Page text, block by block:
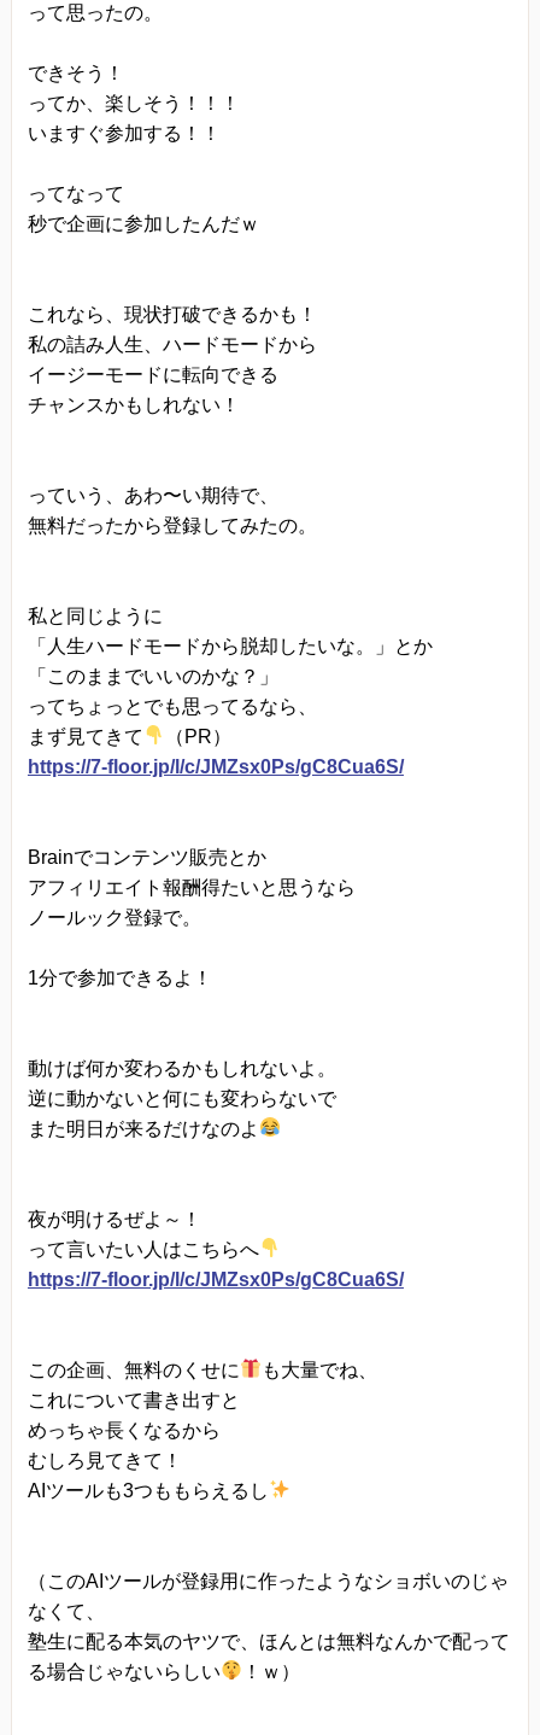
って思ったの。
できそう！
ってか、楽しそう！！！
いますぐ参加する！！
ってなって
秒で企画に参加したんだｗ
これなら、現状打破できるかも！
私の詰み人生、ハードモードから
イージーモードに転向できる
チャンスかもしれない！
っていう、あわ〜い期待で、
無料だったから登録してみたの。
私と同じように
「人生ハードモードから脱却したいな。」とか
「このままでいいのかな？」
ってちょっとでも思ってるなら、
まず見てきて
（PR）
https://7-floor.jp/l/c/JMZsx0Ps/gC8Cua6S/
Brainでコンテンツ販売とか
アフィリエイト報酬得たいと思うなら
ノールック登録で。
1分で参加できるよ！
動けば何か変わるかもしれないよ。
逆に動かないと何にも変わらないで
また明日が来るだけなのよ
夜が明けるぜよ～！
って言いたい人はこちらへ
https://7-floor.jp/l/c/JMZsx0Ps/gC8Cua6S/
この企画、無料のくせに
も大量でね、
これについて書き出すと
めっちゃ長くなるから
むしろ見てきて！
AIツールも3つももらえるし
（このAIツールが登録用に作ったようなショボいのじゃ
なくて、
塾生に配る本気のヤツで、ほんとは無料なんかで配って
る場合じゃないらしい
！ｗ）